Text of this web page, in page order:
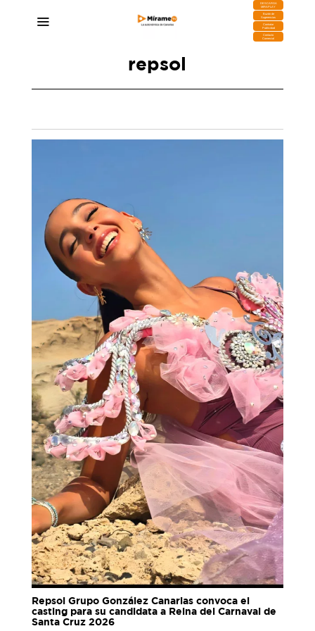
DESCARGA
MIRAPLAY
Buzón de
Sugerencias
Contratar
Publicidad
Contacto
Comercial
repsol
Repsol Grupo González Canarias convoca el
casting para su candidata a Reina del Carnaval de
Santa Cruz 2026